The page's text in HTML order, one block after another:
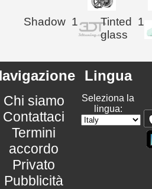
Shadow 1
Tinted
glass
1
Chi siamo
Contattaci
Termini
accordo
Privato
Pubblicità
Lingua
Seleziona la
lingua: